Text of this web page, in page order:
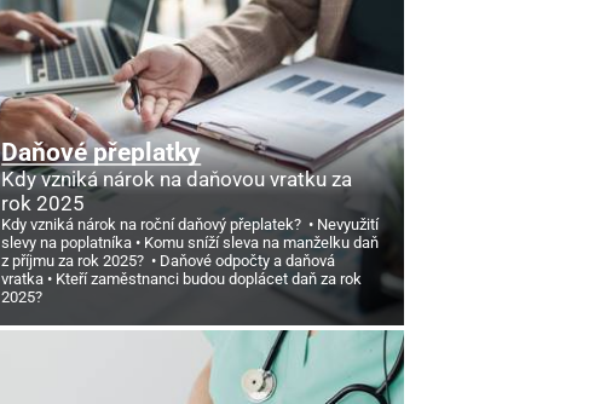
Daňové přeplatky
Kdy vzniká nárok na daňovou vratku za
rok 2025
Kdy vzniká nárok na roční daňový přeplatek?
Nevyužití
slevy na poplatníka
Komu sníží sleva na manželku daň
z příjmu za rok 2025?
Daňové odpočty a daňová
vratka
Kteří zaměstnanci budou doplácet daň za rok
2025?